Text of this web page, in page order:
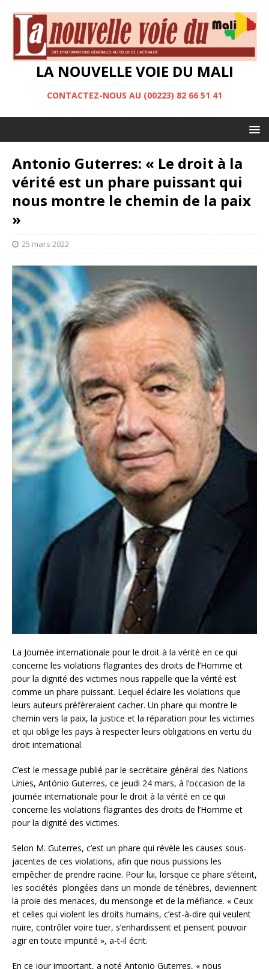
LA NOUVELLE VOIE DU MALI
CONTACTEZ-NOUS AU (00223) 82 66 51 41
Antonio Guterres: « Le droit à la
vérité est un phare puissant qui
nous montre le chemin de la paix
»
25 mars 2022
La Journée internationale pour le droit à la vérité en ce qui
concerne les violations flagrantes des droits de l’Homme et
pour la dignité des victimes nous rappelle que la vérité est
comme un phare puissant. Lequel éclaire les violations que
leurs auteurs préfèreraient cacher. Un phare qui montre le
chemin vers la paix, la justice et la réparation pour les victimes
et qui oblige les pays à respecter leurs obligations en vertu du
droit international.
C’est le message publié par le secrétaire général des Nations
Unies, António Guterres, ce jeudi 24 mars, à l’occasion de la
journée internationale pour le droit à la vérité en ce qui
concerne les violations flagrantes des droits de l’Homme et
pour la dignité des victimes.
Selon M. Guterres, c’est un phare qui révèle les causes sous-
jacentes de ces violations, afin que nous puissions les
empêcher de prendre racine. Pour lui, lorsque ce phare s’éteint,
les sociétés plongées dans un monde de ténèbres, deviennent
la proie des menaces, du mensonge et de la méfiance. « Ceux
et celles qui violent les droits humains, c’est-à-dire qui veulent
nuire, contrôler voire tuer, s’enhardissent et pensent pouvoir
agir en toute impunité », a-t-il écrit.
En ce jour important, a noté Antonio Guterres, « nous